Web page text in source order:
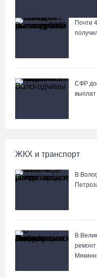
Лазерную проекцию на
Почти
СФР
ЖКХ и транспорт
В
В
ремонт